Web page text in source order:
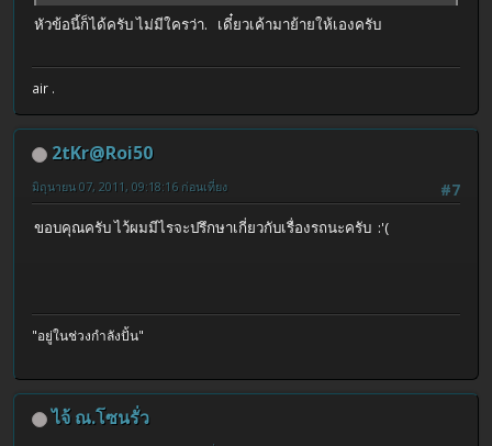
หัวข้อนี้ก็ได้ครับ ไม่มีใครว่า. เดี๋ยวเค้ามาย้ายให้เองครับ
air .
2tKr@Roi50
#7
มิถุนายน 07, 2011, 09:18:16 ก่อนเที่ยง
ขอบคุณครับ ไว้ผมมีไรจะปรึกษาเกี่ยวกับเรื่องรถนะครับ :'(
"อยู่ในช่วงกำลังปั้น"
ไจ้ ณ.โซนรั่ว